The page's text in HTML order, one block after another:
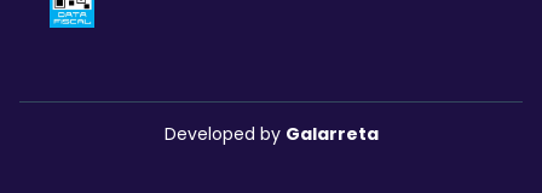
Developed by Galarreta